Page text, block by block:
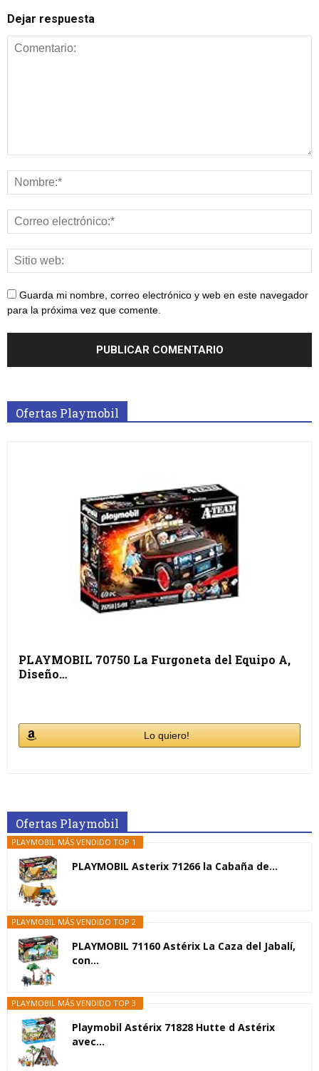
Dejar respuesta
Guarda mi nombre, correo electrónico y web en este navegador
para la próxima vez que comente.
Ofertas Playmobil
PLAYMOBIL 70750 La Furgoneta del Equipo A,
Diseño…
Lo quiero!
Ofertas Playmobil
PLAYMOBIL MÁS VENDIDO TOP 1
PLAYMOBIL Asterix 71266 la Cabaña de...
PLAYMOBIL MÁS VENDIDO TOP 2
PLAYMOBIL 71160 Astérix La Caza del Jabalí,
con...
PLAYMOBIL MÁS VENDIDO TOP 3
Playmobil Astérix 71828 Hutte d Astérix
avec...